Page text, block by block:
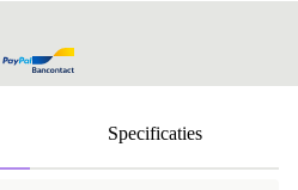
Specificaties